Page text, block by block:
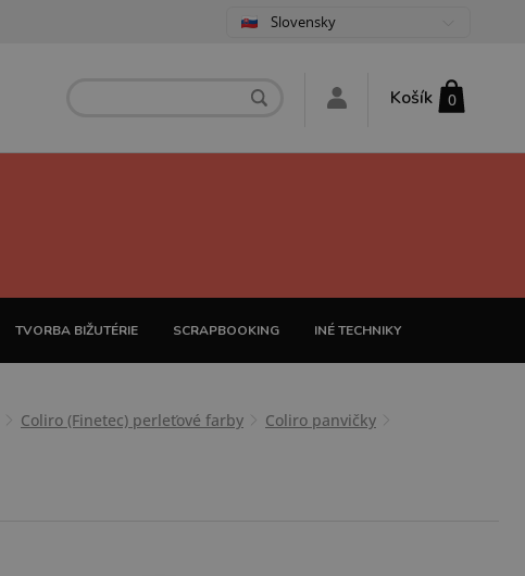
Slovensky
Košík 0
TVORBA BIŽUTÉRIE SCRAPBOOKING INÉ TECHNIKY
Coliro (Finetec) perleťové farby Coliro panvičky